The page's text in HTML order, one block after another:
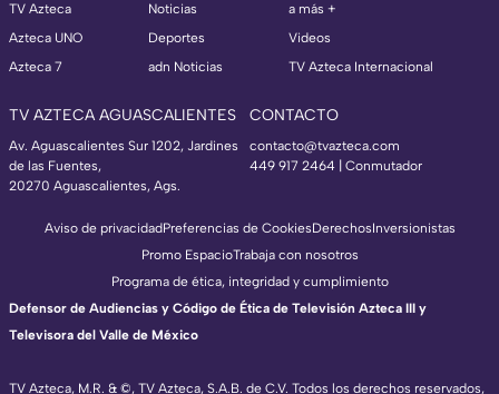
TV Azteca
Azteca UNO
Azteca 7
Noticias
Deportes
adn Noticias
a más +
Videos
TV Azteca Internacional
TV AZTECA AGUASCALIENTES
Av. Aguascalientes Sur 1202, Jardines
de las Fuentes,
20270 Aguascalientes, Ags.
CONTACTO
contacto@tvazteca.com
449 917 2464 | Conmutador
TV Azteca, M.R. & ©, TV Azteca, S.A.B. de C.V. Todos los derechos reservados,
Aviso de privacidadPreferencias de CookiesDerechosInversionistas
Promo EspacioTrabaja con nosotros
Programa de ética, integridad y cumplimiento
Defensor de Audiencias y Código de Ética de Televisión Azteca III y
Televisora del Valle de México